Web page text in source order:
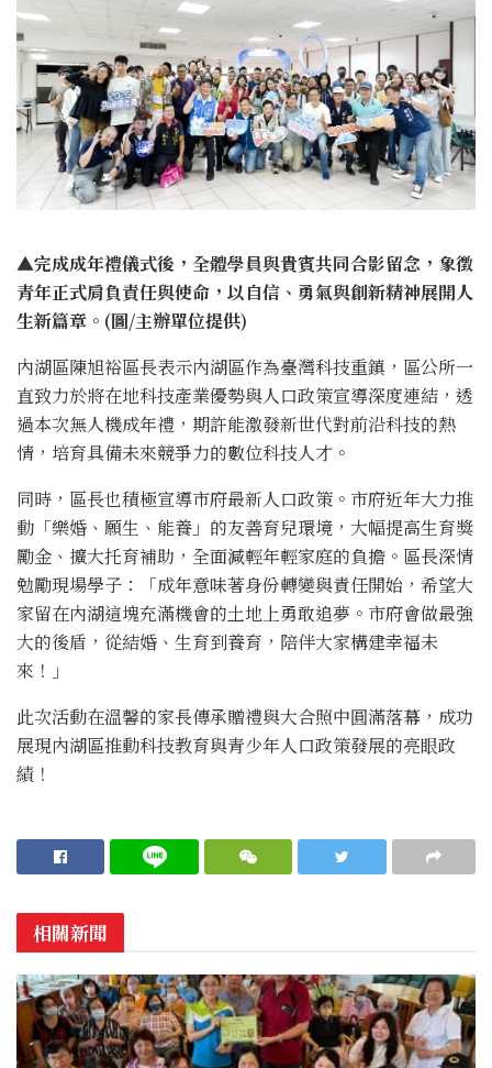
▲完成成年禮儀式後，全體學員與貴賓共同合影留念，象徵
青年正式肩負責任與使命，以自信、勇氣與創新精神展開人
生新篇章。 (圖/主辦單位提供)
內湖區陳旭裕區長表示內湖區作為臺灣科技重鎮，區公所一
直致力於將在地科技產業優勢與人口政策宣導深度連結，透
過本次無人機成年禮，期許能激發新世代對前沿科技的熱
情，培育具備未來競爭力的數位科技人才。
同時，區長也積極宣導市府最新人口政策。市府近年大力推
動「樂婚、願生、能養」的友善育兒環境，大幅提高生育獎
勵金、擴大托育補助，全面減輕年輕家庭的負擔。區長深情
勉勵現場學子：「成年意味著身份轉變與責任開始，希望大
家留在內湖這塊充滿機會的土地上勇敢追夢。市府會做最強
大的後盾，從結婚、生育到養育，陪伴大家構建幸福未
來！」
此次活動在溫馨的家長傳承贈禮與大合照中圓滿落幕，成功
展現內湖區推動科技教育與青少年人口政策發展的亮眼政
績！
相關新聞